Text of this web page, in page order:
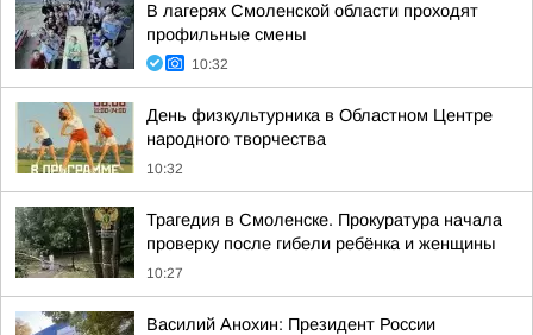
В лагерях Смоленской области проходят
профильные смены
10:32
День физкультурника в Областном Центре
народного творчества
10:32
Трагедия в Смоленске. Прокуратура начала
проверку после гибели ребёнка и женщины
10:27
Василий Анохин: Президент России